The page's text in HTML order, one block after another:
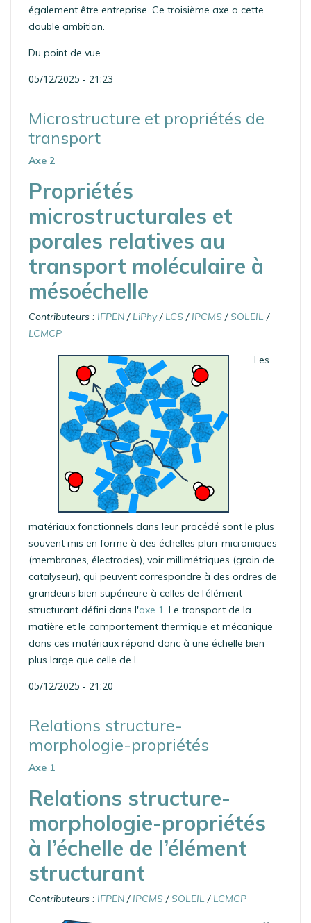
également être entreprise. Ce troisième axe a cette
double ambition.
Du point de vue
05/12/2025 - 21:23
Microstructure et propriétés de
transport
Axe 2
Propriétés
microstructurales et
porales relatives au
transport moléculaire à
mésoéchelle
Contributeurs : IFPEN / LiPhy/ LCS / IPCMS /SOLEIL /
LCMCP
Les
matériaux fonctionnels dans leur procédé sont le plus
souvent mis en forme à des échelles pluri-microniques
(membranes, électrodes), voir millimétriques (grain de
catalyseur), qui peuvent correspondre à des ordres de
grandeurs bien supérieure à celles de l’élément
structurant défini dans l'axe 1. Le transport de la
matière et le comportement thermique et mécanique
dans ces matériaux répond donc à une échelle bien
plus large que celle de l
05/12/2025 - 21:20
Relations structure-
morphologie-propriétés
Axe 1
Relations structure-
morphologie-propriétés
à l’échelle de l’élément
structurant
Contributeurs : IFPEN / IPCMS /SOLEIL / LCMCP